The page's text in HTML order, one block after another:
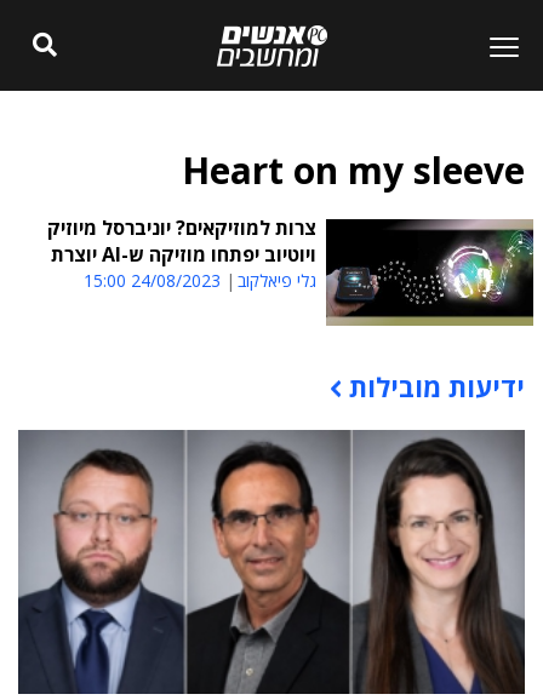
Heart on my sleeve
צרות למוזיקאים? יוניברסל מיוזיק
ויוטיוב יפתחו מוזיקה ש-AI יוצרת
גלי פיאלקוב 24/08/2023 15:00
תוכן פרסומי
ידיעות מובילות